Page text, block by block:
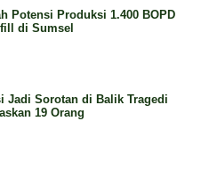
Potensi Produksi 1.400 BOPD
di Sumsel
Jadi Sorotan di Balik Tragedi
19 Orang